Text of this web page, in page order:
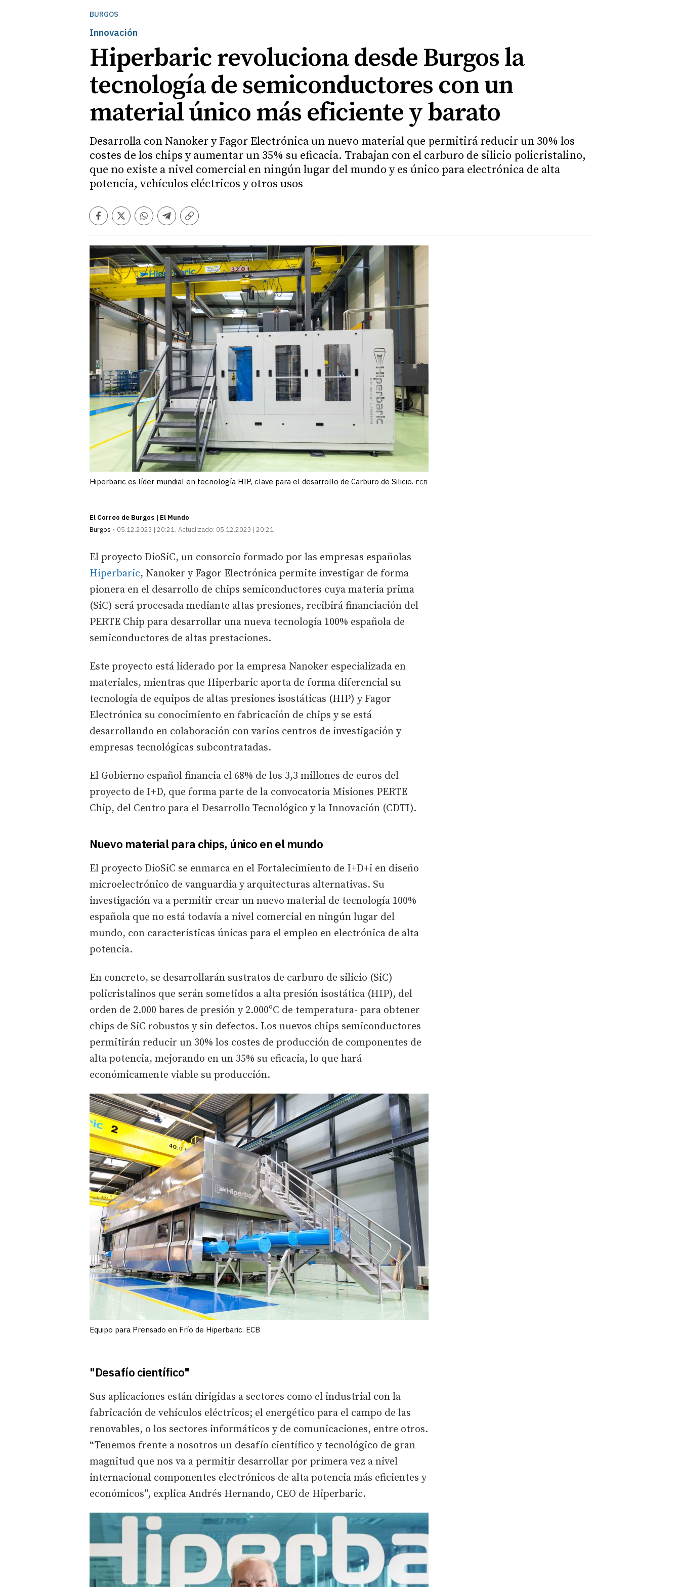
BURGOS
Innovación
Hiperbaric revoluciona desde Burgos la
tecnología de semiconductores con un
material único más eficiente y barato
Desarrolla con Nanoker y Fagor Electrónica un nuevo material que permitirá reducir un 30% los
costes de los chips y aumentar un 35% su eficacia. Trabajan con el carburo de silicio policristalino,
que no existe a nivel comercial en ningún lugar del mundo y es único para electrónica de alta
potencia, vehículos eléctricos y otros usos
Facebook
TwitterWhatsapp
Telegram
Copiar
Hiperbaric es líder mundial en tecnología HIP, clave para el desarrollo de Carburo de Silicio. ECB
El Correo de Burgos | El Mundo
Burgos
05.12.2023 | 20:21 Actualizado: 05.12.2023 | 20:21
El proyecto DioSiC, un consorcio formado por las empresas españolas
Hiperbaric, Nanoker y Fagor Electrónica permite investigar de forma
pionera en el desarrollo de chips semiconductores cuya materia prima
(SiC) será procesada mediante altas presiones, recibirá financiación del
PERTE Chip para desarrollar una nueva tecnología 100% española de
semiconductores de altas prestaciones.
Este proyecto está liderado por la empresa Nanoker especializada en
materiales, mientras que Hiperbaric aporta de forma diferencial su
tecnología de equipos de altas presiones isostáticas (HIP) y Fagor
Electrónica su conocimiento en fabricación de chips y se está
desarrollando en colaboración con varios centros de investigación y
empresas tecnológicas subcontratadas.
El Gobierno español financia el 68% de los 3,3 millones de euros del
proyecto de I+D, que forma parte de la convocatoria Misiones PERTE
Chip, del Centro para el Desarrollo Tecnológico y la Innovación (CDTI).
Nuevo material para chips, único en el mundo
El proyecto DioSiC se enmarca en el Fortalecimiento de I+D+i en diseño
microelectrónico de vanguardia y arquitecturas alternativas. Su
investigación va a permitir crear un nuevo material de tecnología 100%
española que no está todavía a nivel comercial en ningún lugar del
mundo, con características únicas para el empleo en electrónica de alta
potencia.
En concreto, se desarrollarán sustratos de carburo de silicio (SiC)
policristalinos que serán sometidos a alta presión isostática (HIP), del
orden de 2.000 bares de presión y 2.000ºC de temperatura- para obtener
chips de SiC robustos y sin defectos. Los nuevos chips semiconductores
permitirán reducir un 30% los costes de producción de componentes de
alta potencia, mejorando en un 35% su eficacia, lo que hará
económicamente viable su producción.
Equipo para Prensado en Frío de Hiperbaric. ECB
"Desafío científico"
Sus aplicaciones están dirigidas a sectores como el industrial con la
fabricación de vehículos eléctricos; el energético para el campo de las
renovables, o los sectores informáticos y de comunicaciones, entre otros.
“Tenemos frente a nosotros un desafío científico y tecnológico de gran
magnitud que nos va a permitir desarrollar por primera vez a nivel
internacional componentes electrónicos de alta potencia más eficientes y
económicos”, explica Andrés Hernando, CEO de Hiperbaric.